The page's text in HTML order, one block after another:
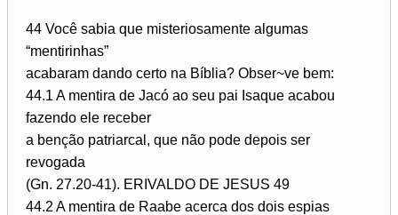
44 Você sabia que misteriosamente algumas
“mentirinhas”
acabaram dando certo na Bíblia? Obser~ve bem:
44.1 A mentira de Jacó ao seu pai Isaque acabou
fazendo ele receber
a benção patriarcal, que não pode depois ser
revogada
(Gn. 27.20-41). ERIVALDO DE JESUS 49
44.2 A mentira de Raabe acerca dos dois espias